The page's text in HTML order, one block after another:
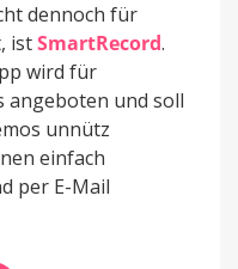
dennoch für
istSmartRecord.
wird für
angeboten und soll
unnütz
einfach
per E-Mail